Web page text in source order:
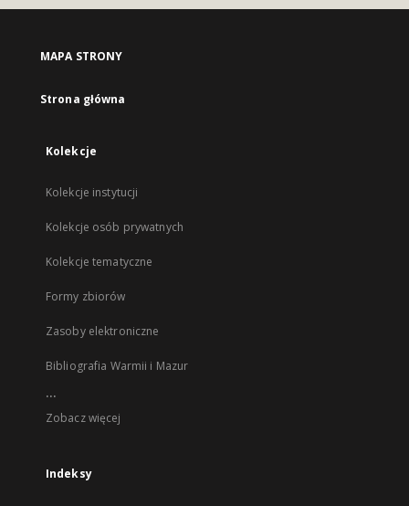
MAPA STRONY
Strona główna
Kolekcje
Kolekcje instytucji
Kolekcje osób prywatnych
Kolekcje tematyczne
Formy zbiorów
Zasoby elektroniczne
Bibliografia Warmii i Mazur
...
Zobacz więcej
Indeksy